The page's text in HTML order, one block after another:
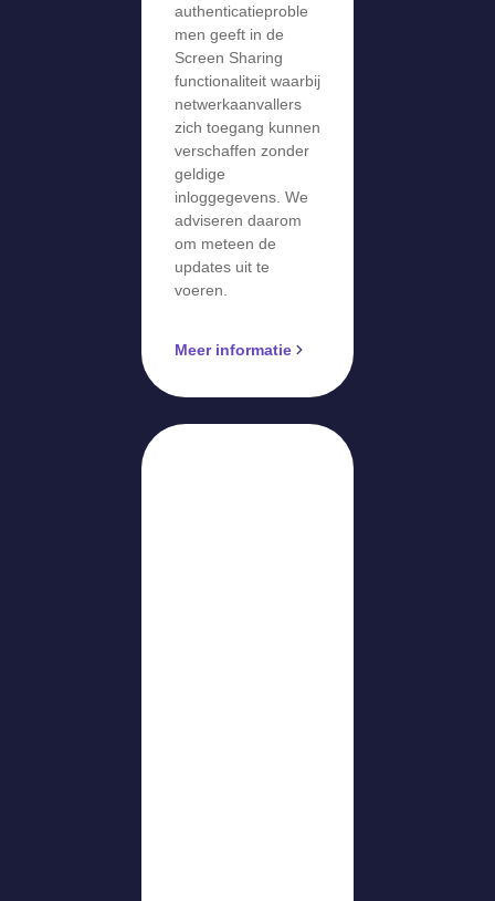
authenticatieproble
men geeft in de
Screen Sharing
functionaliteit waarbij
netwerkaanvallers
zich toegang kunnen
verschaffen zonder
geldige
inloggegevens. We
adviseren daarom
om meteen de
updates uit te
voeren.
Meer informatie